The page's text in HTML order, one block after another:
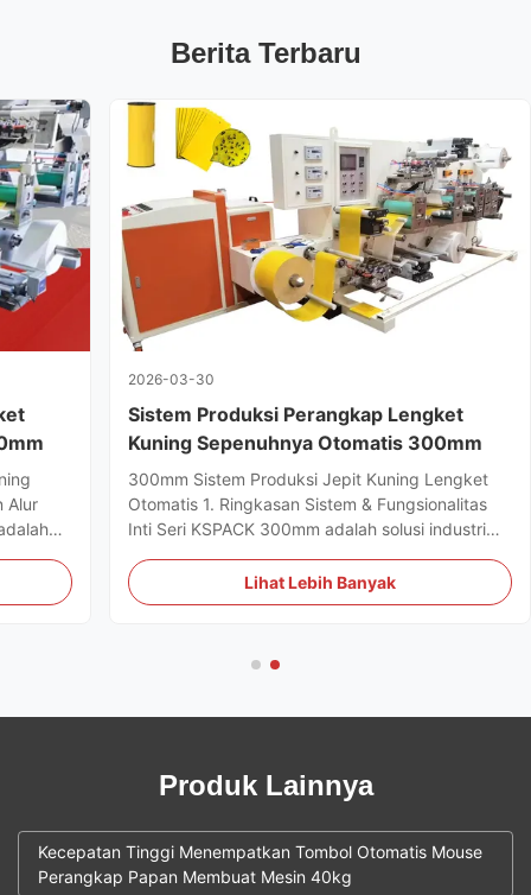
Berita Terbaru
Alur
2026-03-30
Sistem Produksi Perangkap Lengket
Kuning Sepenuhnya Otomatis 300mm
300mm Sistem Produksi Jepit Kuning Lengket
Otomatis 1. Ringkasan Sistem & Fungsionalitas
Inti Seri KSPACK 300mm adalah solusi industri
massal perangkap lengket kuning
pertanian.Sistem mengintegrasikan beberapa
Lihat Lebih Banyak
Produk Lainnya
Kecepatan Tinggi Menempatkan Tombol Otomatis Mouse
Perangkap Papan Membuat Mesin 40kg